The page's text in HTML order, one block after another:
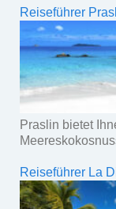
Reiseführer
Praslin bietet
Reiseführer La